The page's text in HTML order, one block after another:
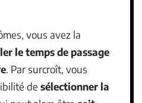
vous avez la
le temps de passage
. Par surcroît, vous
de sélectionner la